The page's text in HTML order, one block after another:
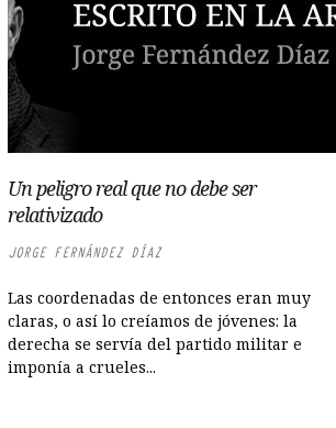
Un peligro real que no debe ser
relativizado
JORGE FERNÁNDEZ DÍAZ
Las coordenadas de entonces eran muy
claras, o así lo creíamos de jóvenes: la
derecha se servía del partido militar e
imponía a crueles...